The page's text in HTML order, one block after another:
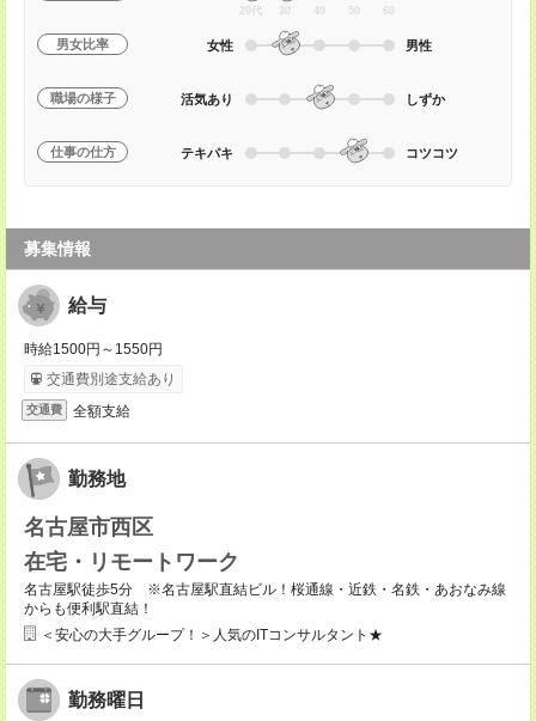
20代 30 40 50 60
男女比率 女性 男性
職場の様子 活気あり しずか
仕事の仕方 テキパキ コツコツ
募集情報
給与
時給1500円～1550円
交通費別途支給あり
交通費 全額支給
勤務地
名古屋市西区
在宅・リモートワーク
名古屋駅徒歩5分 ※名古屋駅直結ビル！桜通線・近鉄・名鉄・あおなみ線
からも便利駅直結！
＜安心の大手グループ！＞人気のITコンサルタント★
勤務曜日